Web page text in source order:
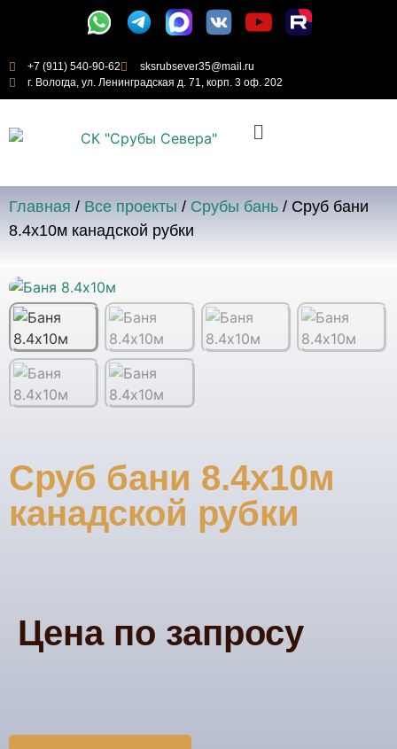
+7 (911) 540-90-62
sksrubsever35@mail.ru
г. Вологда, ул. Ленинградская д. 71, корп. 3 оф. 202
Главная / Все проекты / Срубы бань / Сруб бани
8.4х10м канадской рубки
Сруб бани 8.4х10м
канадской рубки
Цена по запросу